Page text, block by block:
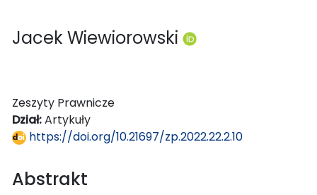
Jacek Wiewiorowski
Zeszyty Prawnicze
Dział:Artykuły
https://doi.org/10.21697/zp.2022.22.2.10
Abstrakt